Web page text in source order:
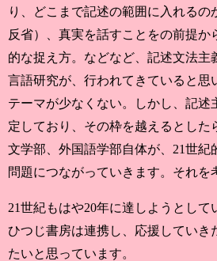
り、どこまで記述の範囲に入れる
反省）、真実を話すことをの前提
的な捉え方。などなど、記述文法
言語研究が、行われてきていると
テーマが少なくない。しかし、記
定しており、その枠を越えるとし
文学部、外国語学部自体が、21世
問題につながっていきます。それ
21世紀もはや20年に達しようとし
ひつじ書房は連携し、応援していき
たいと思っています。